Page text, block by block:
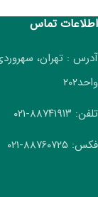
اطلاعات تماس
واحد۲۰۲
تلفن: ۸۸۷۴۱۹۱۳-۰۲۱
فکس: ۸۸۷۶۰۷۲۵-۰۲۱